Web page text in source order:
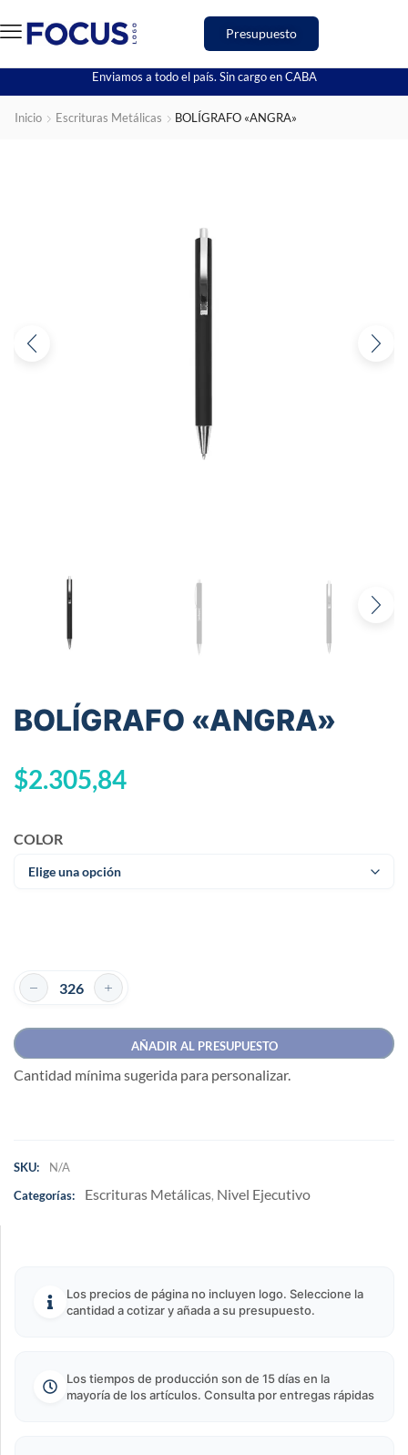
Presupuesto
Enviamos a todo el país. Sin cargo en CABA
Inicio Escrituras Metálicas BOLÍGRAFO «ANGRA»
BOLÍGRAFO «ANGRA»
$2.305,84
COLOR
AÑADIR AL PRESUPUESTO
Cantidad mínima sugerida para personalizar.
SKU:
N/A
Categorías:
Escrituras Metálicas, Nivel Ejecutivo
Los precios de página no incluyen logo. Seleccione la
cantidad a cotizar y añada a su presupuesto.
Los tiempos de producción son de 15 días en la
mayoría de los artículos. Consulta por entregas rápidas